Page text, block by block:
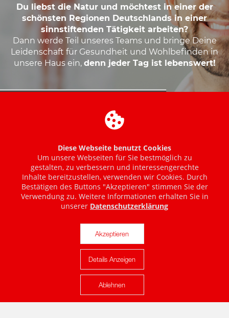
Karte anzeigen
Diese Webseite benutzt Cookies
Um unsere Webseiten für Sie bestmöglich zu
gestalten, zu verbessern und interessengerechte
Inhalte bereitzustellen, verwenden wir Cookies. Durch
Bestätigen des Buttons "Akzeptieren" stimmen Sie der
Verwendung zu. Weitere Informationen erhalten Sie in
unserer Datenschutzerklärung
Akzeptieren
Details Anzeigen
Ablehnen